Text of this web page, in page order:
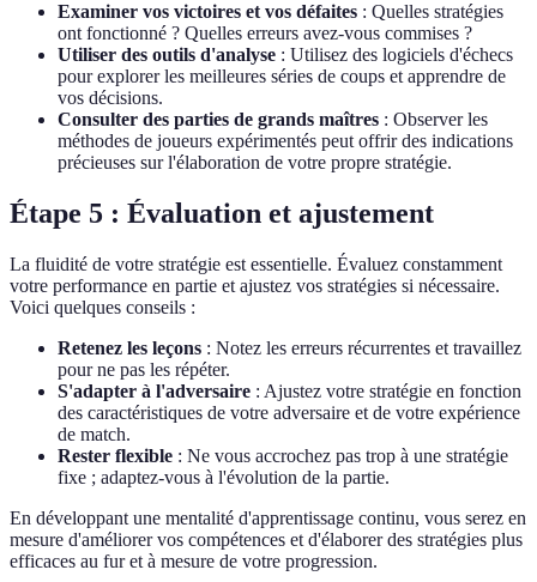
Examiner vos victoires et vos défaites : Quelles stratégies
ont fonctionné ? Quelles erreurs avez-vous commises ?
Utiliser des outils d'analyse : Utilisez des logiciels d'échecs
pour explorer les meilleures séries de coups et apprendre de
vos décisions.
Consulter des parties de grands maîtres : Observer les
méthodes de joueurs expérimentés peut offrir des indications
précieuses sur l'élaboration de votre propre stratégie.
Étape 5 : Évaluation et ajustement
La fluidité de votre stratégie est essentielle. Évaluez constamment
votre performance en partie et ajustez vos stratégies si nécessaire.
Voici quelques conseils :
Retenez les leçons : Notez les erreurs récurrentes et travaillez
pour ne pas les répéter.
S'adapter à l'adversaire : Ajustez votre stratégie en fonction
des caractéristiques de votre adversaire et de votre expérience
de match.
Rester flexible : Ne vous accrochez pas trop à une stratégie
fixe ; adaptez-vous à l'évolution de la partie.
En développant une mentalité d'apprentissage continu, vous serez en
mesure d'améliorer vos compétences et d'élaborer des stratégies plus
efficaces au fur et à mesure de votre progression.